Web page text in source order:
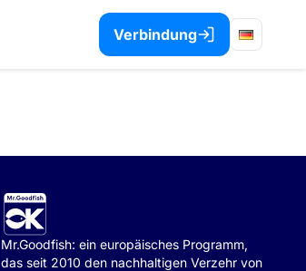
Verbindung
Mr.Goodfish: ein europäisches Programm,
das seit 2010 den nachhaltigen Verzehr von